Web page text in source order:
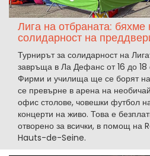
Лига на отбраната: бяхме
солидарност на
Турнирът за солидарност на
завръща в Ла Дефанс от 16 до 18
Фирми и училища ще се борят
се превърне в арена на
офис столове, човешки футбол
концерти на живо. Това е
отворено за всички, в помощ
Hauts-de-Seine.